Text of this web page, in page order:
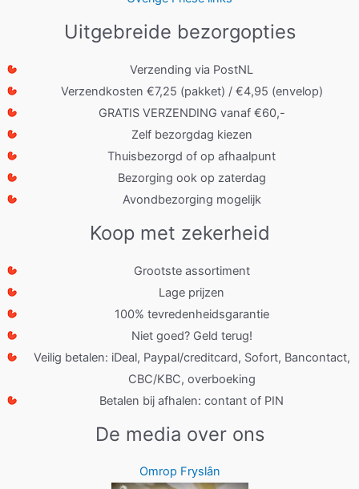
Uitgebreide bezorgopties
Verzending via PostNL
Verzendkosten €7,25 (pakket) / €4,95 (envelop)
GRATIS VERZENDING vanaf €60,-
Zelf bezorgdag kiezen
Thuisbezorgd of op afhaalpunt
Bezorging ook op zaterdag
Avondbezorging mogelijk
Koop met zekerheid
Grootste assortiment
Lage prijzen
100% tevredenheidsgarantie
Niet goed? Geld terug!
Veilig betalen: iDeal, Paypal/creditcard, Sofort, Bancontact,
CBC/KBC, overboeking
Betalen bij afhalen: contant of PIN
De media over ons
Omrop Fryslân